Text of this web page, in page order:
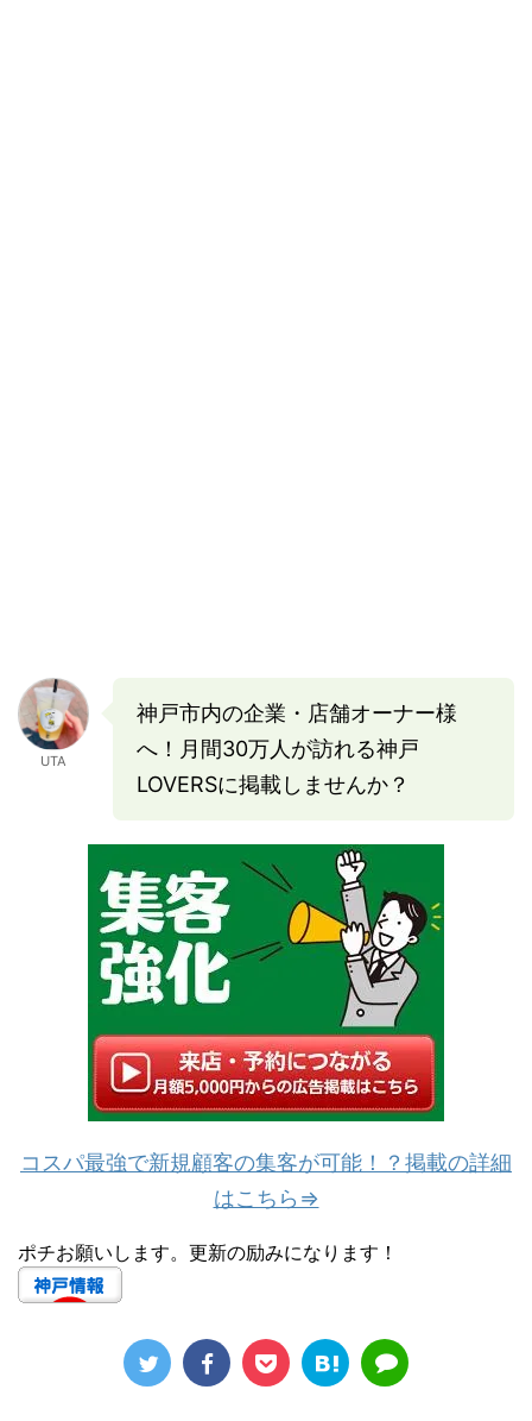
UTA
神戸市内の企業・店舗オーナー様
へ！月間30万人が訪れる神戸
LOVERSに掲載しませんか？
コスパ最強で新規顧客の集客が可能！？掲載の詳細
はこちら⇒
ポチお願いします。更新の励みになります！